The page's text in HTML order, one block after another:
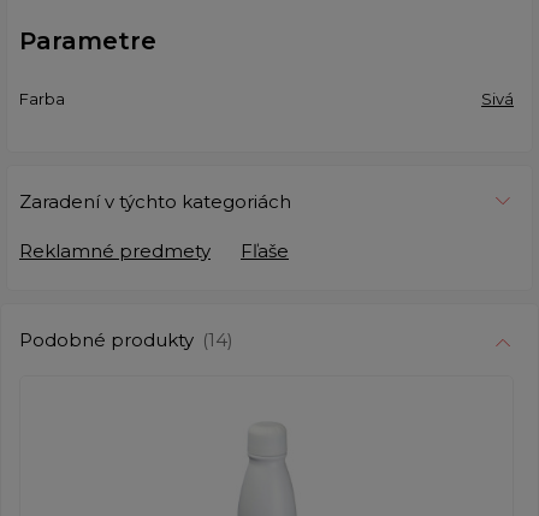
Parametre
Farba Sivá
Zaradení v týchto kategoriách
Reklamné predmety Fľaše
Podobné produkty (14)